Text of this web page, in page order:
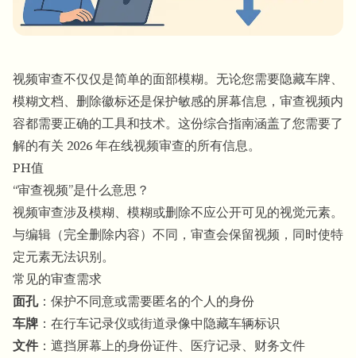
批量背景移除
视频审查不仅仅是简单的面部模糊。无论您需要隐藏车牌、
模糊文档、删除徽标还是保护敏感的屏幕信息，审查视频内
容都需要正确的工具和技术。这份综合指南涵盖了您需要了
解的有关 2026 年在线视频审查的所有信息。
PH值
“审查视频”是什么意思？
视频审查涉及模糊、模糊或删除不应公开可见的视觉元素。
与编辑（完全删除内容）不同，审查会保留视频，同时使特
定元素无法识别。
常见的审查需求
面孔：保护不同意或需要匿名的个人的身份
车牌 ：在行车记录仪或街道录像中隐藏车辆标识
文件：遮挡屏幕上的身份证件、医疗记录、财务文件